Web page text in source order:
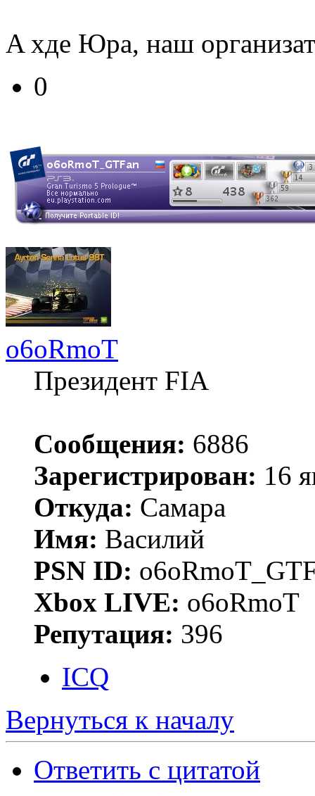
A хде Юра, наш
0
o6oRmoT
Президент FIA
Сообщения: 6886
Зарегистрирован: 16
Откуда: Самара
Имя: Василий
PSN ID:
Xbox LIVE: o6oRmoT
Репутация: 396
ICQ
Вернуться к началу
Ответить с цитатой